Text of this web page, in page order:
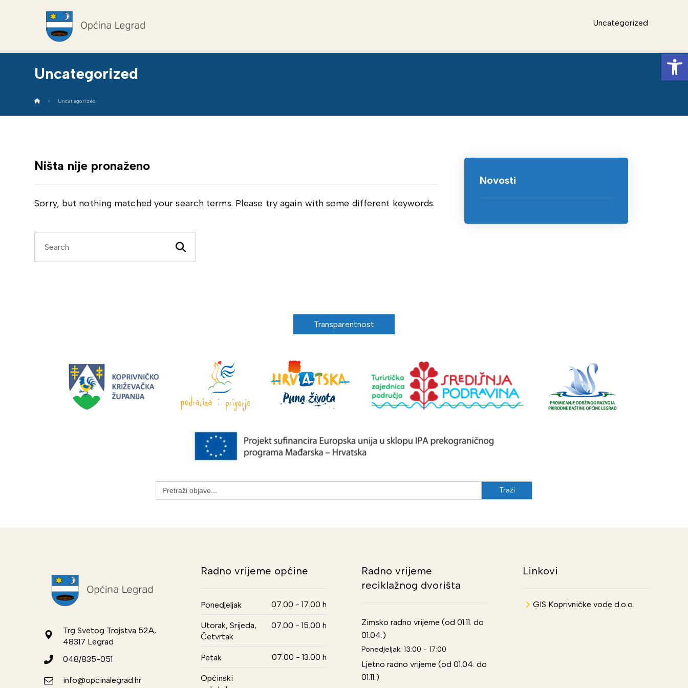
Uncategorized
Uncategorized
Uncategorized
Ništa nije pronaženo
Sorry, but nothing matched your search terms. Please try again with some different keywords.
Novosti
Transparentnost
Search
for:
Trg Svetog Trojstva 52A,
48317 Legrad
048/835-051
info@opcinalegrad.hr
Radno vrijeme općine
Ponedjeljak 07.00 - 17.00 h
Utorak, Srijeda,
Četvrtak
07.00 - 15.00 h
Petak 07.00 - 13.00 h
Općinski
Radno vrijeme
reciklažnog dvorišta
Zimsko radno vrijeme (od 01.11. do
01.04.)
Ponedjeljak: 13:00 - 17:00
Ljetno radno vrijeme (od 01.04. do
01.11.)
Linkovi
GIS Koprivničke vode d.o.o.